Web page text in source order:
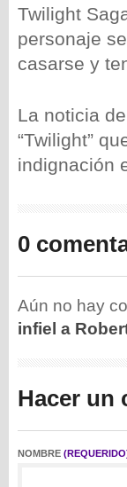
Twilight
personaje
casarse y
La noticia
“Twilight”
indignación
0
Aún no hay
infiel a
Hacer un
NOMBRE